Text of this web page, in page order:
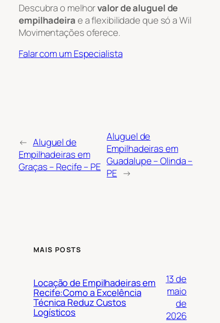
Descubra o melhorvalor de aluguel de
empilhadeirae a flexibilidade que só a Wil
Movimentações oferece.
Falar com um Especialista
← Aluguel de
Empilhadeiras em
Graças – Recife – PE
Aluguel de
Empilhadeiras em
Guadalupe – Olinda –
PE →
MAIS POSTS
Locação de Empilhadeiras em
Recife:Como a Excelência
Técnica Reduz Custos
Logísticos
13 de
maio
de
2026